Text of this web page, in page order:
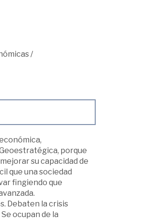
/
porque
su capacidad de
que una sociedad
fingiendo que
Debaten la crisis
ocupan de la